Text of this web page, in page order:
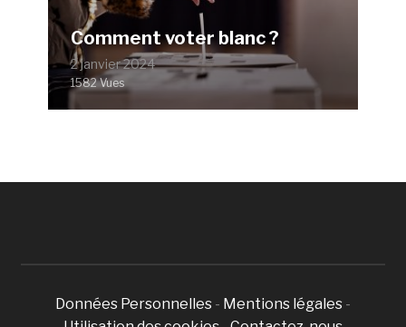
Comment voter blanc ?
2 janvier 2024
1582 Vues
Données Personnelles - Mentions légales -